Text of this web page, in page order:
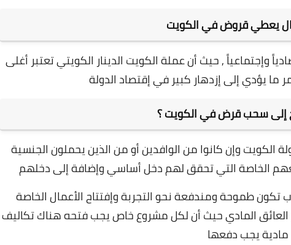
يعطي قروض في الكويت
وإجتماعياً , حيث أن عملة الكويت الدينار الكويتي تعتبر أغلى
ما يؤدي إلى إزدهار كبير في إقتصاد الدولة
إلى سحب قرض في الكويت ؟
الكويت وإن كانوا من الوافدين أو من الذين يحملون الجنسية
الخاصة التي تحقق لهم دخل أساسي وإضافة إلى دخلهم
طموحة ومندفعة نحو التجربة وإفتتاح الأعمال الخاصة
العائق المادي حيث أن لكل مشروع خاص يجب فتحه هناك تكاليف
مادية يجب دفعها